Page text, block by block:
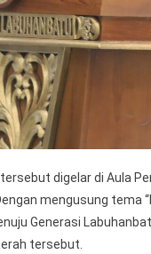
digelar di Aula
mengusung tema
Generasi
tersebut.